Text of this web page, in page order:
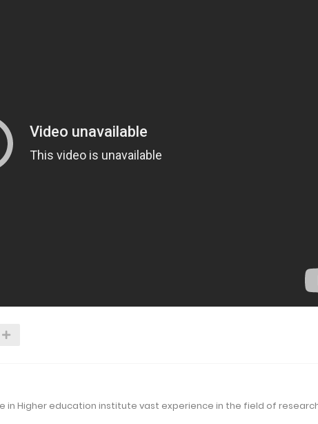
in Higher education institute vast experience in the field of